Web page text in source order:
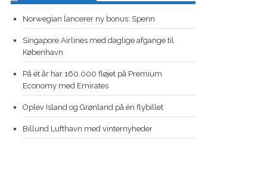
Norwegian lancerer ny bonus: Spenn
Singapore Airlines med daglige afgange til
København
På ét år har 160.000 fløjet på Premium
Economy med Emirates
Oplev Island og Grønland på én flybillet
Billund Lufthavn med vinternyheder